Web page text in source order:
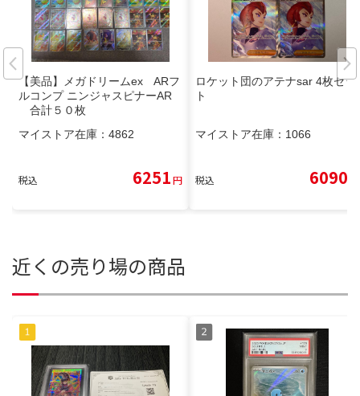
【美品】メガドリームex ARフ
ルコンプ ニンジャスピナーAR
合計５０枚
マイストア在庫： 4862
税込 6251円
ロケット団のアテナsar 4枚セッ
ト
マイストア在庫： 1066
税込 6090
近くの売り場の商品